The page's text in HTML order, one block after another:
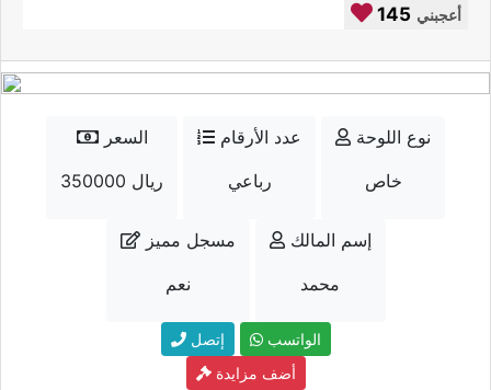
145 أعجبني
السعر
350000 ريال
عدد الأرقام
رباعي
نوع اللوحة
خاص
مسجل مميز
نعم
إسم المالك
محمد
إتصل
الواتسب
أضف مزايدة